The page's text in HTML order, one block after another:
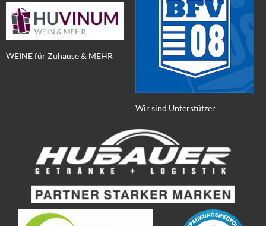
WEINE für Zuhause & MEHR
Wir sind Unterstützer